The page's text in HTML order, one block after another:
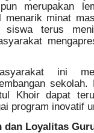
merupakan
menarik minat
siswa terus
ini
Khoir dapat
program inovatif
dan Loyalitas